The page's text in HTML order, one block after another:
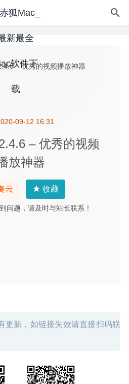
09-12 16:31
– 优秀的视频
放神器
云 收藏
问题，请及时与站长联系！
更新，如链接失效请直接扫码联
自动清理工具 2020-08-25
for Mac- Android(安卓)手
户端 2020-05-24
中文版-NTFS磁盘读写工具
的矢量绘图软件 2020-05-05